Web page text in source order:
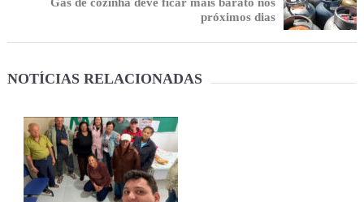
próximos dias
NOTÍCIAS RELACIONADAS